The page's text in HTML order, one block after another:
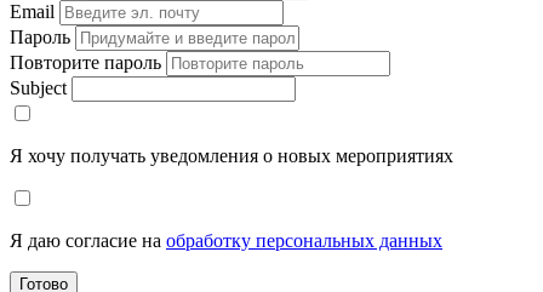
Email
Пароль
Повторите пароль
Subject
Я хочу получать уведомления о новых мероприятиях
Я даю согласие на обработку персональных данных
Готово